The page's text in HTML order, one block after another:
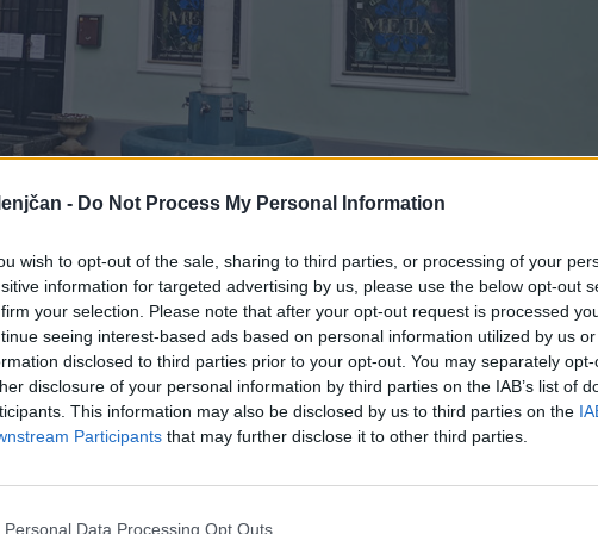
- Do Not Process My Personal Information
wish to opt-out of the sale, sharing to third parties, or processing of your
information for targeted advertising by us, please use the below opt-out
your selection. Please note that after your opt-out request is processed
seeing interest-based ads based on personal information utilized by us
disclosed to third parties prior to your opt-out. You may separately
disclosure of your personal information by third parties on the IAB’s list of
This information may also be disclosed by us to third parties on the
Participants that may further disclose it to other third parties.
Personal Data Processing Opt Outs
trg 24, 3320 Velenje)
segajo v leto 1993, ko so po prvi obnovi Starega
ko doživljamo novo obnovo starega mestnega jedra, so
strank, spremljali novosti na vseh področjih in širili
lončnice, šopke in cvetlične aranžmaje za vesele
do ekoloških, vse za krst, darila iz keramike,